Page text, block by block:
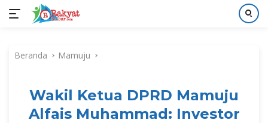
kontenBeranda Mamuju
Wakil Ketua DPRD Mamuju
Alfais Muhammad: Investor